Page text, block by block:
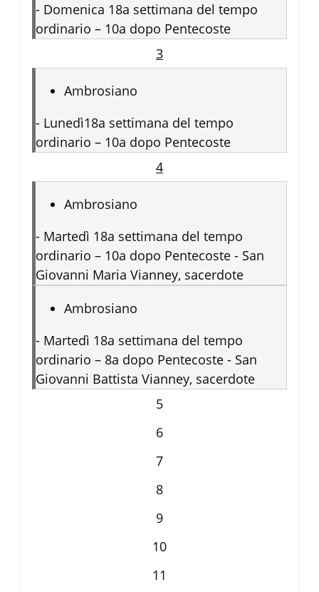
- Domenica 18a settimana del tempo
ordinario – 10a dopo Pentecoste
3
Ambrosiano
- Lunedì18a settimana del tempo
ordinario – 10a dopo Pentecoste
4
Ambrosiano
- Martedì 18a settimana del tempo
ordinario – 10a dopo Pentecoste - San
Giovanni Maria Vianney, sacerdote
Ambrosiano
- Martedì 18a settimana del tempo
ordinario – 8a dopo Pentecoste - San
Giovanni Battista Vianney, sacerdote
5
6
7
8
9
10
11